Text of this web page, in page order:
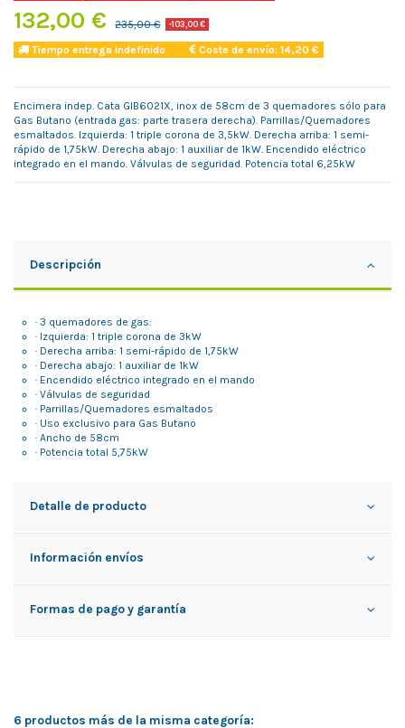
132,00 € 235,00 € -103,00 €
Tiempo entrega indefinido Coste de envío: 14,20 €
Encimera indep. Cata GIB6021X, inox de 58cm de 3 quemadores sólo para
Gas Butano (entrada gas: parte trasera derecha). Parrillas/Quemadores
esmaltados. Izquierda: 1 triple corona de 3,5kW. Derecha arriba: 1 semi-
rápido de 1,75kW. Derecha abajo: 1 auxiliar de 1kW. Encendido eléctrico
integrado en el mando. Válvulas de seguridad. Potencia total 6,25kW
Descripción
· 3 quemadores de gas:
· Izquierda: 1 triple corona de 3kW
· Derecha arriba: 1 semi-rápido de 1,75kW
· Derecha abajo: 1 auxiliar de 1kW
· Encendido eléctrico integrado en el mando
· Válvulas de seguridad
· Parrillas/Quemadores esmaltados
· Uso exclusivo para Gas Butano
· Ancho de 58cm
· Potencia total 5,75kW
Detalle de producto
Información envíos
Formas de pago y garantía
6 productos más de la misma categoría: